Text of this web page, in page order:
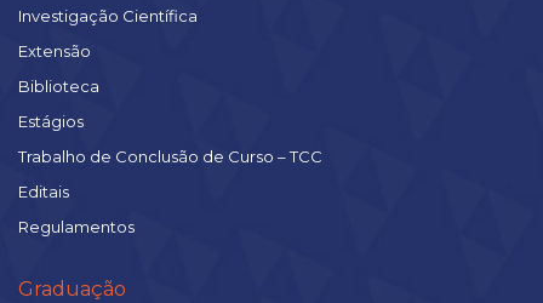
Investigação Científica
Extensão
Biblioteca
Estágios
Trabalho de Conclusão de Curso – TCC
Editais
Regulamentos
Graduação